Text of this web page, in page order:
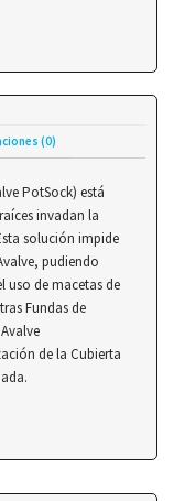
(0)
PotSock) está
invadan la
solución impide
pudiendo
uso de macetas de
Fundas de
de la Cubierta